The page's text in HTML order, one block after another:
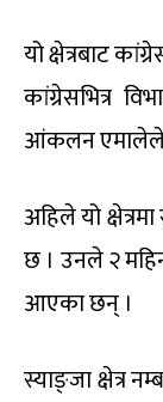
यो क्षेत्रबाट
कांग्रेसभित्र
आंकलन एमालेले
अहिले यो
छ । उनले २
आएका छन् ।
स्याङ्जा क्षेत्र